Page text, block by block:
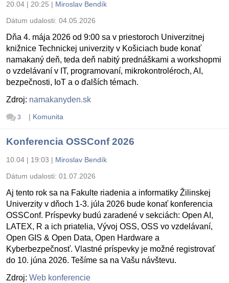
20.04 | 20:25 | Miroslav Bendík
Dátum udalosti: 04.05.2026
Dňa 4. mája 2026 od 9:00 sa v priestoroch Univerzitnej
knižnice Technickej univerzity v Košiciach bude konať
namakaný deň, teda deň nabitý prednáškami a workshopmi
o vzdelávaní v IT, programovaní, mikrokontroléroch, AI,
bezpečnosti, IoT a o ďalších témach.
Zdroj: namakanyden.sk
3 | Komunita
Konferencia OSSConf 2026
10.04 | 19:03 | Miroslav Bendík
Dátum udalosti: 01.07.2026
Aj tento rok sa na Fakulte riadenia a informatiky Žilinskej
Univerzity v dňoch 1-3. júla 2026 bude konať konferencia
OSSConf. Príspevky budú zaradené v sekciách: Open AI,
LATEX, R a ich priatelia, Vývoj OSS, OSS vo vzdelávaní,
Open GIS & Open Data, Open Hardware a
Kyberbezpečnosť. Vlastné príspevky je možné registrovať
do 10. júna 2026. Tešíme sa na Vašu návštevu.
Zdroj: Web konferencie